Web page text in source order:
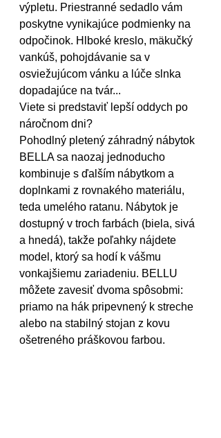
výpletu. Priestranné sedadlo vám
poskytne vynikajúce podmienky na
odpočinok. Hlboké kreslo, mäkučký
vankúš, pohojdávanie sa v
osviežujúcom vánku a lúče slnka
dopadajúce na tvár...
Viete si predstaviť lepší oddych po
náročnom dni?
Pohodlný pletený záhradný nábytok
BELLA sa naozaj jednoducho
kombinuje s ďalším nábytkom a
doplnkami z rovnakého materiálu,
teda umelého ratanu. Nábytok je
dostupný v troch farbách (biela, sivá
a hnedá), takže poľahky nájdete
model, ktorý sa hodí k vášmu
vonkajšiemu zariadeniu. BELLU
môžete zavesiť dvoma spôsobmi:
priamo na hák pripevnený k streche
alebo na stabilný stojan z kovu
ošetreného práškovou farbou.